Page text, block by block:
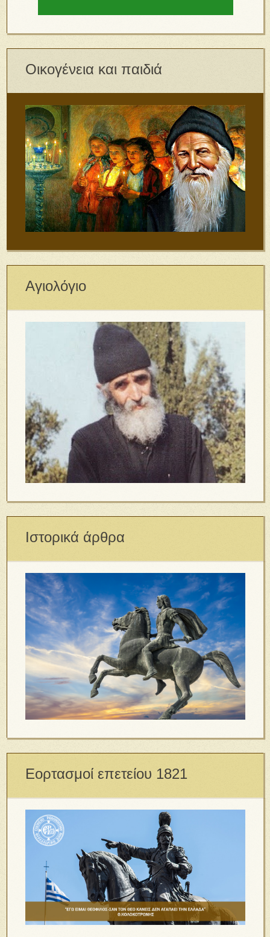
Οικογένεια και παιδιά
Αγιολόγιο
Ιστορικά άρθρα
Εορτασμοί επετείου 1821